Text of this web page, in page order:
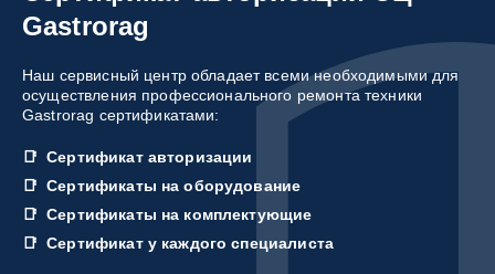
Gastrorag
Наш сервисный центр обладает всеми необходимыми для
осуществления профессионального ремонта техники
Gastrorag сертификатами:
Сертификат авторизации
Сертификаты на оборудование
Сертификаты на комплектующие
Сертификат у каждого специалиста